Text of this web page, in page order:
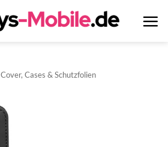
Cover, Cases & Schutzfolien